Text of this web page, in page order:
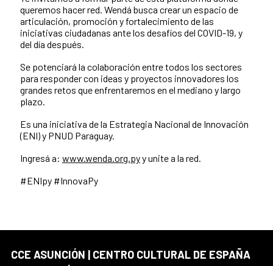
queremos hacer red. Wendá busca crear un espacio de
articulación, promoción y fortalecimiento de las
iniciativas ciudadanas ante los desafíos del COVID-19, y
del día después.
Se potenciará la colaboración entre todos los sectores
para responder con ideas y proyectos innovadores los
grandes retos que enfrentaremos en el mediano y largo
plazo.
Es una iniciativa de la Estrategia Nacional de Innovación
(ENI) y PNUD Paraguay.
Ingresá a: www.wenda.org.pyy unite a la red.
#ENIpy #InnovaPy
CCE ASUNCIÓN | CENTRO CULTURAL DE ESPAÑA